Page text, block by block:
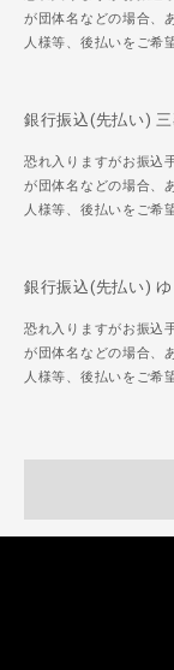
が団体名などの場合、
人様等、後払いをご希
銀行振込(先払い)
恐れ入りますがお振込
が団体名などの場合、
人様等、後払いをご希
銀行振込(先払い)
恐れ入りますがお振込
が団体名などの場合、
人様等、後払いをご希